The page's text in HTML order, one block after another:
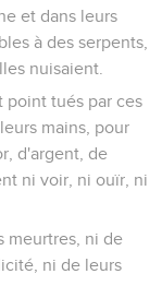
et dans leurs
à des serpents,
nuisaient.
point tués par ces
mains, pour
d'argent, de
ni voir, ni ouïr, ni
meurtres, ni de
ni de leurs